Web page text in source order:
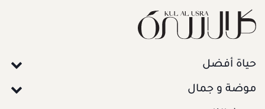
حياة أفضل
موضة و جمال